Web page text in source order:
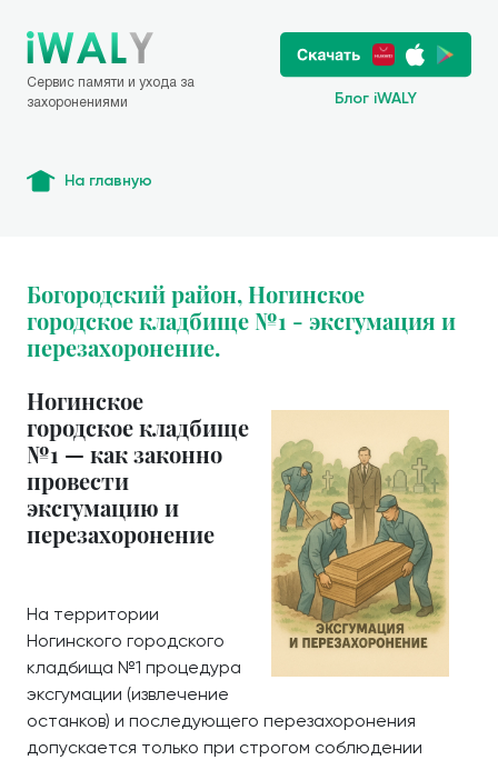
Сервис памяти и ухода за
захоронениями
Блог iWALY
На главную
Богородский район, Ногинское
городское кладбище №1 - эксгумация и
перезахоронение.
Ногинское
городское кладбище
№1 — как законно
провести
эксгумацию и
перезахоронение
На территории
Ногинского городского
кладбища №1 процедура
эксгумации (извлечение
останков) и последующего перезахоронения
допускается только при строгом соблюдении